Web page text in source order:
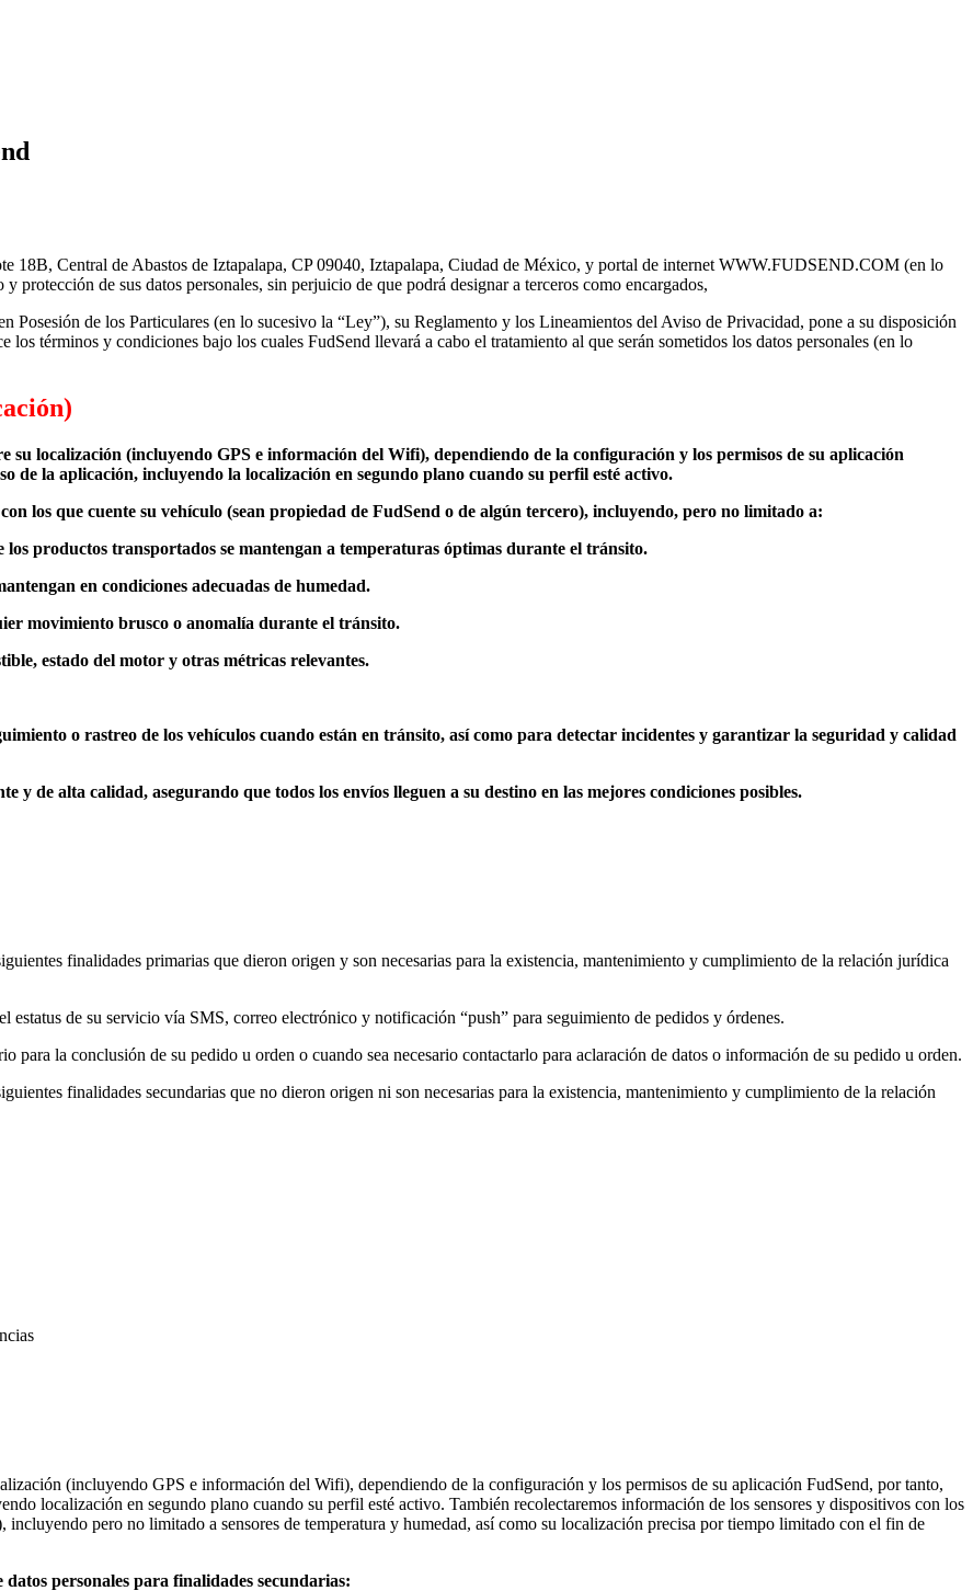
Central de Abastos de Iztapalapa, CP 09040, Iztapalapa, Ciudad de México, y portal de internet WWW.FUDSEND.COM (en lo
protección de sus datos personales, sin perjuicio de que podrá designar a terceros como encargados,
Posesión de los Particulares (en lo sucesivo la “Ley”), su Reglamento y los Lineamientos del Aviso de Privacidad, pone a su disposición
términos y condiciones bajo los cuales FudSend llevará a cabo el tratamiento al que serán sometidos los datos personales (en lo
su localización (incluyendo GPS e información del Wifi), dependiendo de la configuración y los permisos de su aplicación
de la aplicación, incluyendo la localización en segundo plano cuando su perfil esté activo.
los que cuente su vehículo (sean propiedad de FudSend o de algún tercero), incluyendo, pero no limitado a:
productos transportados se mantengan a temperaturas óptimas durante el tránsito.
en condiciones adecuadas de humedad.
movimiento brusco o anomalía durante el tránsito.
estado del motor y otras métricas relevantes.
o rastreo de los vehículos cuando están en tránsito, así como para detectar incidentes y garantizar la seguridad y calidad
y de alta calidad, asegurando que todos los envíos lleguen a su destino en las mejores condiciones posibles.
finalidades primarias que dieron origen y son necesarias para la existencia, mantenimiento y cumplimiento de la relación jurídica
de su servicio vía SMS, correo electrónico y notificación “push” para seguimiento de pedidos y órdenes.
para la conclusión de su pedido u orden o cuando sea necesario contactarlo para aclaración de datos o información de su pedido u orden.
finalidades secundarias que no dieron origen ni son necesarias para la existencia, mantenimiento y cumplimiento de la relación
(incluyendo GPS e información del Wifi), dependiendo de la configuración y los permisos de su aplicación FudSend, por tanto,
localización en segundo plano cuando su perfil esté activo. También recolectaremos información de los sensores y dispositivos con los
pero no limitado a sensores de temperatura y humedad, así como su localización precisa por tiempo limitado con el fin de
personales para finalidades secundarias: